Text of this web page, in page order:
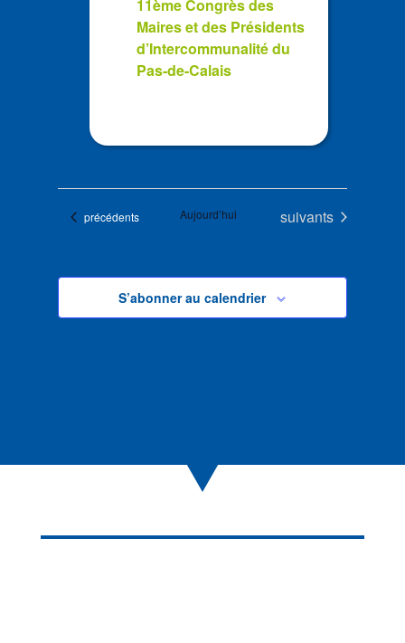
11ème Congrès des
Maires et des Présidents
d’Intercommunalité du
Pas-de-Calais
Évènements
précédents Aujourd’hui Évènements
suivants
S’abonner au calendrier